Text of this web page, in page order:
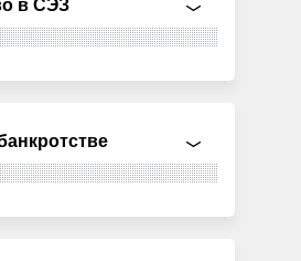
в СЭЗ